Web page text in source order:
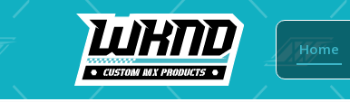
Home